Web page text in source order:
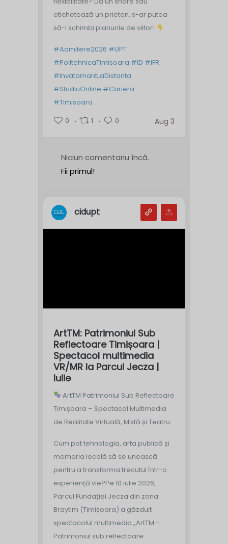
etichetează un prieten, s-ar putea
să-i schimbi planurile de viitor!
#Admitere2026 #UPT
#PolitehnicaTimisoara #ID #IFR
#InvatamantLaDistanta
#StudiuOnline #Cariera
#Timisoara
0
1 0 Aug 3
Niciun comentariu încă.
Fii primul!
cidupt
ArtTM: Patrimoniul Sub
Reflectoare Timișoara |
Spectacol multimedia
VR/MR la Parcul Jecza |
Iulie
ArtTM Patrimoniul Sub Reflectoare
Timișoara – Spectacol Multimedia
de Realitate Virtuală, Mixtă și Teatru
Cum pot tehnologia, arta publică și
memoria locală să se unească
pentru a transforma trecutul într-o
experiență vie?Pe 10 iulie 2026,
Parcul Fundației Jecza din zona
Braytim (Timișoara) a găzduit
spectacolul multimedia „ArtTM -
Patrimoniul sub reflectoare